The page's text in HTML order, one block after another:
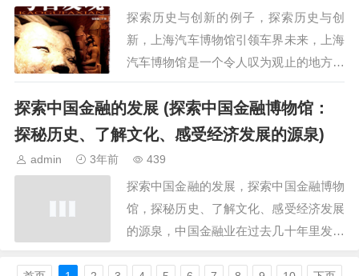
探索历史与创新的例子，探索历史与创
新，上海汽车博物馆引领车界未来，上海
汽车博物馆是一个令人叹为观止的地方，
它不仅向游客展示了汽车行业的发展历
史，还展示了创新技术如何推动行业的未
来发展，通过对该博物馆的…
探索中国金融的发展 (探索中国金融博物馆：
探秘历史、了解文化、感受经济发展的源泉)
admin 3年前 439
探索中国金融的发展，探索中国金融博物
馆，探秘历史、了解文化、感受经济发展
的源泉，中国金融业在过去几十年里发展